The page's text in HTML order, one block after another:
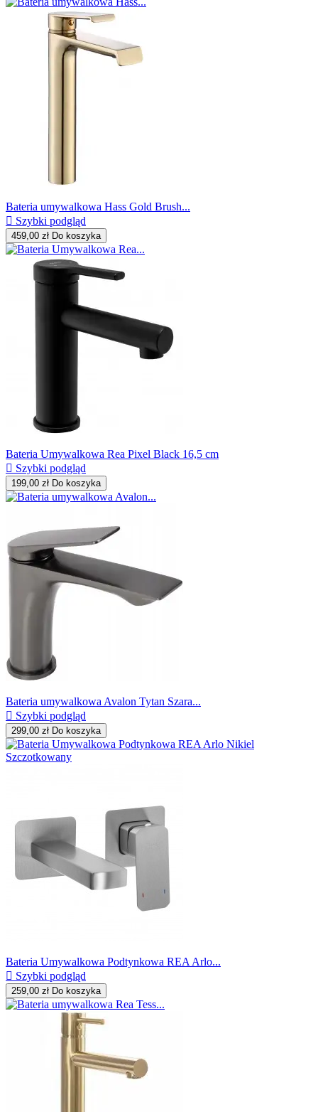
Bateria umywalkowa Hass Gold Brush...
 Szybki podgląd
459,00 zł Do koszyka
Bateria Umywalkowa Rea Pixel Black 16,5 cm
 Szybki podgląd
199,00 zł Do koszyka
Bateria umywalkowa Avalon Tytan Szara...
 Szybki podgląd
299,00 zł Do koszyka
Bateria Umywalkowa Podtynkowa REA Arlo...
 Szybki podgląd
259,00 zł Do koszyka